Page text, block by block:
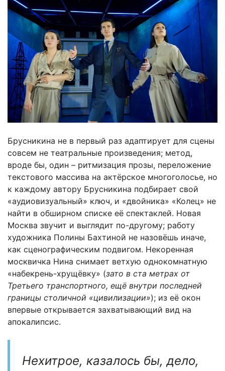
Брусникина не в первый раз адаптирует для сцены
совсем не театральные произведения; метод,
вроде бы, один – ритмизация прозы, переложение
текстового массива на актёрское многоголосье, но
к каждому автору Брусникина подбирает свой
«аудиовизуальный» ключ, и «двойника» «Колец» не
найти в обширном списке её спектаклей. Новая
Москва звучит и выглядит по-другому; работу
художника Полины Бахтиной не назовёшь иначе,
как сценографическим подвигом. Некоренная
москвичка Нина снимает ветхую однокомнатную
«набекрень-хрущёвку» (зато в ста метрах от
Третьего транспортного, ещё внутри последней
границы столичной «цивилизации»); из её окон
впервые открывается захватывающий вид на
апокалипсис.
Нехитрое, казалось бы, дело,